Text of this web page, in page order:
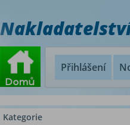
Nakladatelství
Přihlášení
Kategorie